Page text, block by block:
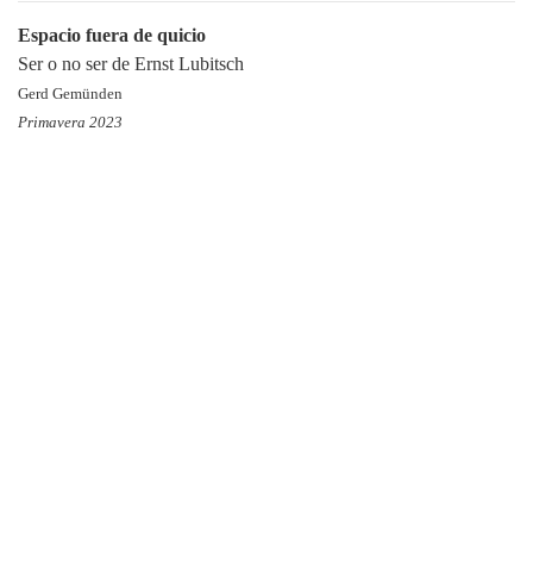
Espacio fuera de quicio
Ser o no ser de Ernst Lubitsch
Gerd Gemünden
Primavera 2023